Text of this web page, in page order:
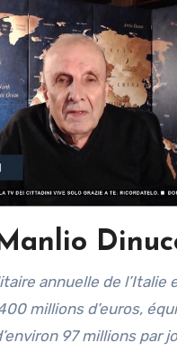
millions d’euros,
97 millions par